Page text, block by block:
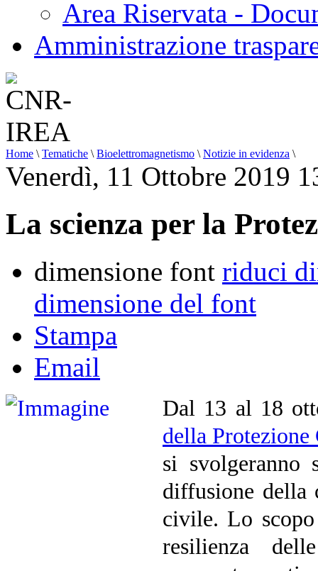
Area Riservata -
Amministrazione
Home \ Tematiche \ Bioelettromagnetismo \ Notizie in evidenza \
Venerdì, 11 Ottobre 2019
La scienza per la
dimensione font riduci
dimensione del font
Stampa
Email
Dal 13 al 18
della
si
diffusione della
civile. Lo
resilienza